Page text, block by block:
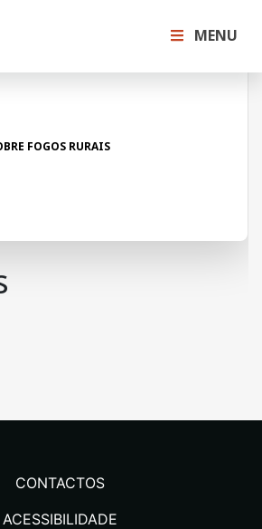
MENU
FOGOS RURAIS
CONTACTOS
ACESSIBILIDADE